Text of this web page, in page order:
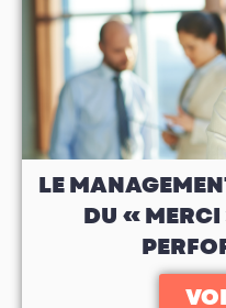
LE
DU « MERCI